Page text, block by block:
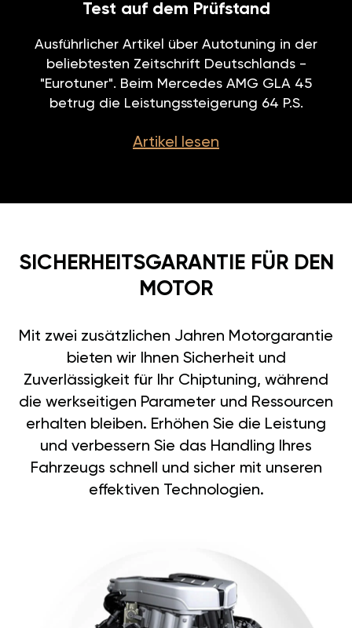
Test auf dem Prüfstand
Ausführlicher Artikel über Autotuning in der
beliebtesten Zeitschrift Deutschlands -
"Eurotuner". Beim Mercedes AMG GLA 45
betrug die Leistungssteigerung 64 P.S.
Artikel lesen
SICHERHEITSGARANTIE FÜR DEN
MOTOR
Mit zwei zusätzlichen Jahren Motorgarantie
bieten wir Ihnen Sicherheit und
Zuverlässigkeit für Ihr Chiptuning, während
die werkseitigen Parameter und Ressourcen
erhalten bleiben. Erhöhen Sie die Leistung
und verbessern Sie das Handling Ihres
Fahrzeugs schnell und sicher mit unseren
effektiven Technologien.